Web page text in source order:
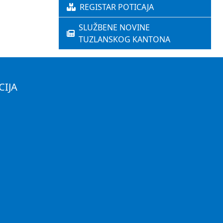
REGISTAR POTICAJA
SLUŽBENE NOVINE
TUZLANSKOG KANTONA